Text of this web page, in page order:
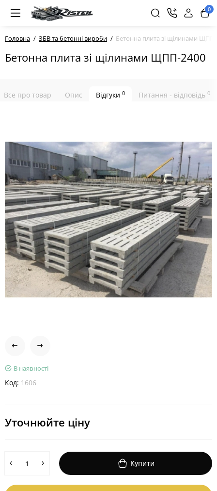
0
Головна ЗБВ та бетонні вироби Бетонна плита зі щілинами ЩПП-
Бетонна плита зі щілинами ЩПП-2400
Все про товар Опис Відгуки 0 Питання - відповідь 0
В наявності
Код: 1606
Уточнюйте ціну
Купити